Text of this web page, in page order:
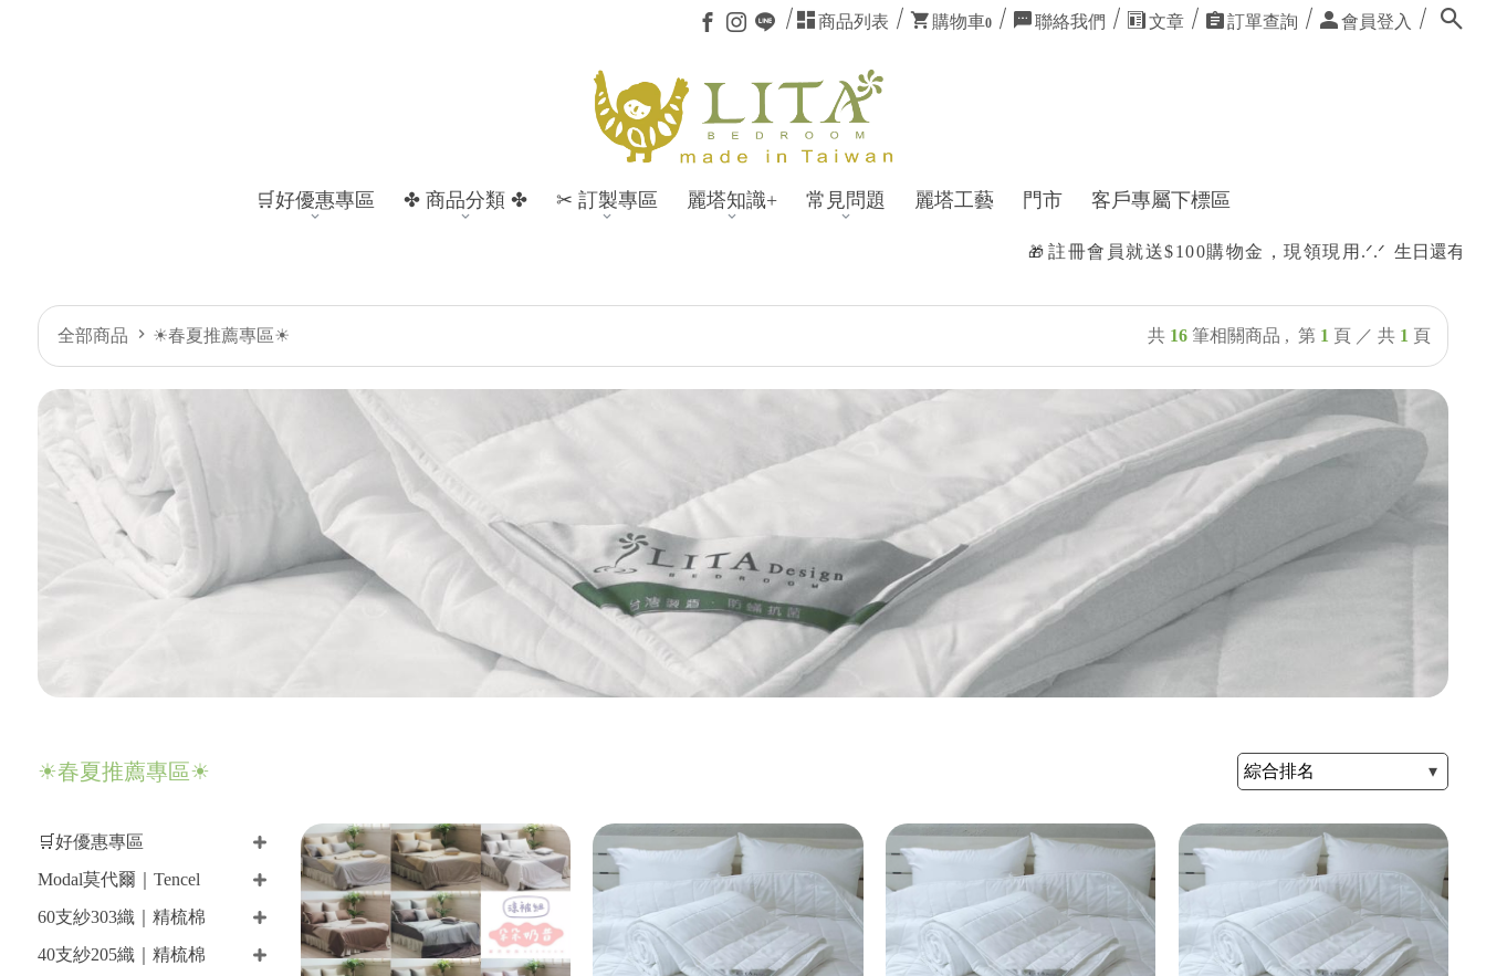
商品列表 購物車0 聯絡我們 文章 訂單查詢 會員登入
🛒好優惠專區 ✤ 商品分類 ✤ ✂ 訂製專區 麗塔知識+ 常見問題 麗塔工藝 門市 客戶專屬下標區
註冊會員就送$100購物金，現領現用.ᐟ.ᐟ 生日還有購物禮唷✿
全部商品 ☀春夏推薦專區☀ 共 16 筆相關商品 , 第 1 頁 ／ 共 1 頁
☀春夏推薦專區☀
🛒好優惠專區
Modal莫代爾｜Tencel
60支紗303織｜精梳棉
40支紗205織｜精梳棉